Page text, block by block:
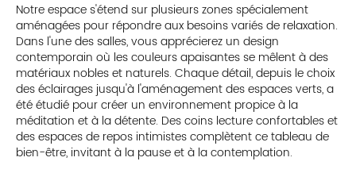
Notre espace s'étend sur plusieurs zones spécialement
aménagées pour répondre aux besoins variés de relaxation.
Dans l'une des salles, vous apprécierez un design
contemporain où les couleurs apaisantes se mêlent à des
matériaux nobles et naturels. Chaque détail, depuis le choix
des éclairages jusqu'à l'aménagement des espaces verts, a
été étudié pour créer un environnement propice à la
méditation et à la détente. Des coins lecture confortables et
des espaces de repos intimistes complètent ce tableau de
bien-être, invitant à la pause et à la contemplation.